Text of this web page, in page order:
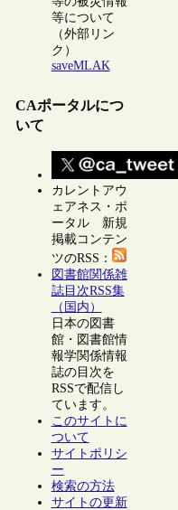
等について
（外部リン
ク）
saveMLAK
CAポータルにつ
いて
カレントアウ
ェアネス・ポ
ータル 新規
掲載コンテン
ツのRSS：
図書館関係雑
誌目次RSS集
（国内）
日本の図書
館・図書館情
報学関係情報
誌の目次を
RSSで配信し
ています。
このサイトに
ついて
サイトポリシ
ー
検索の方法
サイトの更新